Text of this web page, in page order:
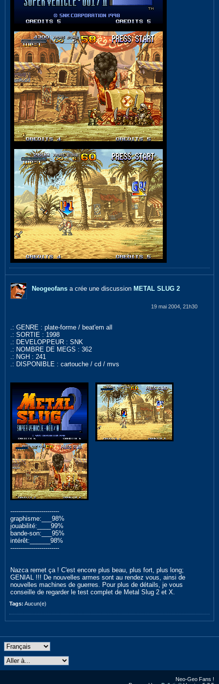
Neogeofans a crée une discussion METAL SLUG 2
19 mai 2004, 21h30
.: GENRE : plate-forme / beat'em all
.: SORTIE : 1998
.: DEVELOPPEUR : SNK
.: NOMBRE DE MEGS : 362
.: NGH : 241
.: DISPONIBLE : cartouche / cd / mvs
-------------------------
graphisme:___98%
jouabilité:____99%
bande-son:___95%
intérêt:______98%
-------------------------
Nazca remet ça ! C'est encore plus beau, plus fort, plus long;
GENIAL !!! De nouvelles armes sont au rendez vous, ainsi de
nouvelles machines de guerres. Pour plus de détails, je vous
conseille de regarder le test complet de Metal Slug 2 et X.
Tags: Aucun(e)
Neo-Geo Fans !